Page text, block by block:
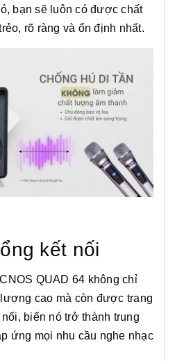
bạn sẽ luôn có được chất
rõ ràng và ổn định nhất.
kết nối
QUAD 64 không chỉ
cao mà còn được trang
biến nó trở thành trung
ứng mọi nhu cầu nghe nhạc